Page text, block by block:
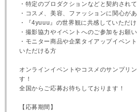
・特定のプロダクションなどと契約され
・コスメ、美容、ファッションに関心が
・『4yuuu』の世界観に共感していただ
・撮影協力やイベントへのご参加をお願
・モニター商品や企業タイアップイベン
いただける方
オンラインイベントやコスメのサンプリ
す！
全国からご応募お待ちしております！
【応募期間】